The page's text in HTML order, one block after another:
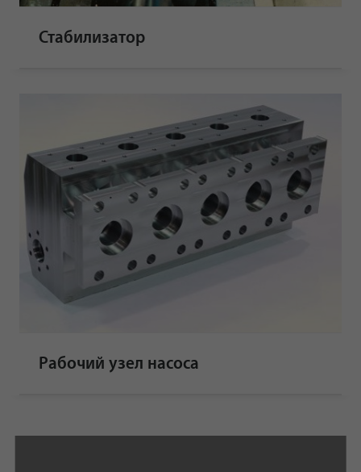
Стабилизатор
Рабочий узел насоса